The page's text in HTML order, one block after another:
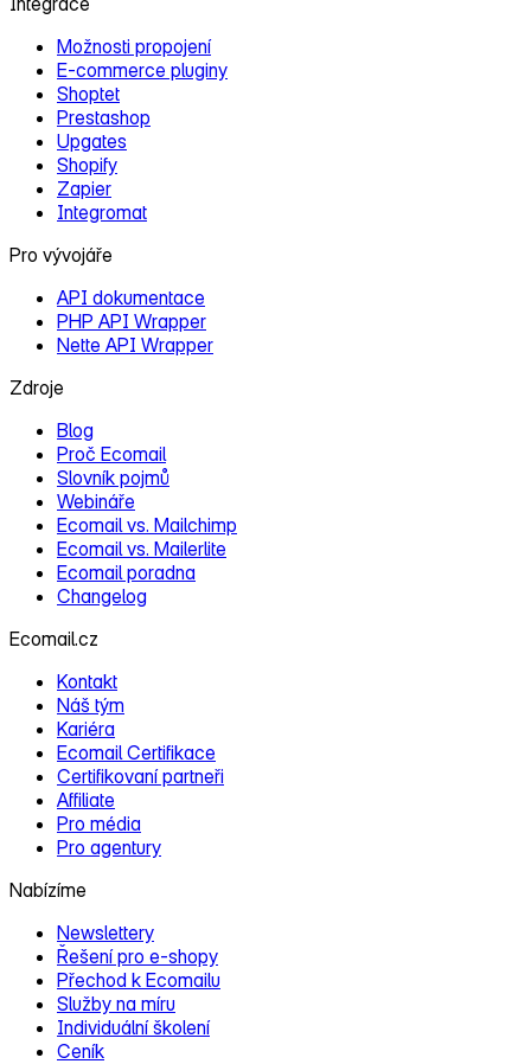
Možnosti propojení
E‑commerce pluginy
Shoptet
Prestashop
Upgates
Shopify
Zapier
Integromat
Pro vývojáře
API dokumentace
PHP API Wrapper
Nette API Wrapper
Zdroje
Blog
Proč Ecomail
Slovník pojmů
Webináře
Ecomail vs. Mailchimp
Ecomail vs. Mailerlite
Ecomail poradna
Changelog
Ecomail.cz
Kontakt
Náš tým
Kariéra
Ecomail Certifikace
Certifikovaní partneři
Affiliate
Pro média
Pro agentury
Nabízíme
Newslettery
Řešení pro e‑shopy
Přechod k Ecomailu
Služby na míru
Individuální školení
Ceník